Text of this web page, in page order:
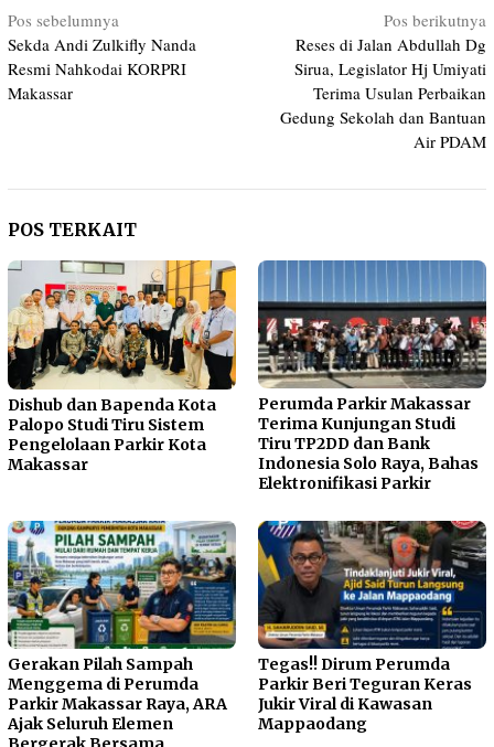
Navigasi
pos
Pos sebelumnya
Sekda Andi Zulkifly Nanda
Resmi Nahkodai KORPRI
Makassar
Pos berikutnya
Reses di Jalan Abdullah Dg
Sirua, Legislator Hj Umiyati
Terima Usulan Perbaikan
Gedung Sekolah dan Bantuan
Air PDAM
POS TERKAIT
Dishub dan Bapenda Kota
Palopo Studi Tiru Sistem
Pengelolaan Parkir Kota
Makassar
Perumda Parkir Makassar
Terima Kunjungan Studi
Tiru TP2DD dan Bank
Indonesia Solo Raya, Bahas
Elektronifikasi Parkir
Gerakan Pilah Sampah
Menggema di Perumda
Parkir Makassar Raya, ARA
Ajak Seluruh Elemen
Tegas!! Dirum Perumda
Parkir Beri Teguran Keras
Jukir Viral di Kawasan
Mappaodang